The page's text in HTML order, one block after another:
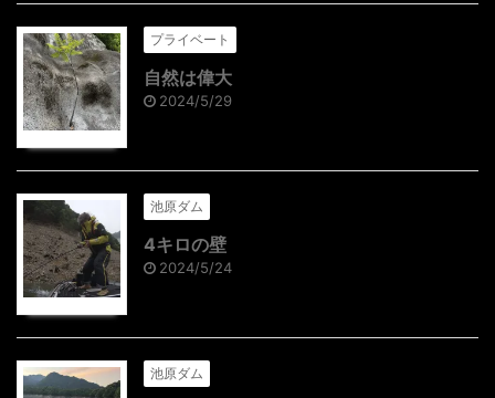
プライベート
自然は偉大
2024/5/29
池原ダム
4キロの壁
2024/5/24
池原ダム